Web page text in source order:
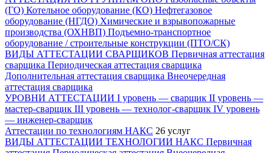
(ГО) Котельное оборудование (КО) Нефтегазовое
оборудование (НГДО) Химические и взрывопожарные
производства (ОХНВП) Подъемно-транспортное
оборудование / строительные конструкции (ПТО/СК)
ВИДЫ АТТЕСТАЦИИ СВАРЩИКОВ Первичная аттестация
сварщика Периодическая аттестация сварщика
Дополнительная аттестация сварщика Внеочередная
аттестация сварщика
УРОВНИ АТТЕСТАЦИИ I уровень — сварщик II уровень —
мастер-сварщик III уровень — технолог-сварщик IV уровень
— инженер-сварщик
Аттестации по технологиям НАКС 26 услуг
ВИДЫ АТТЕСТАЦИИ ТЕХНОЛОГИИ НАКС Первичная